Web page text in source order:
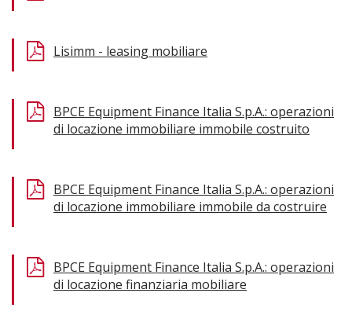
Lisimm - leasing mobiliare
BPCE Equipment Finance Italia S.p.A.: operazioni
di locazione immobiliare immobile costruito
BPCE Equipment Finance Italia S.p.A.: operazioni
di locazione immobiliare immobile da costruire
BPCE Equipment Finance Italia S.p.A.: operazioni
di locazione finanziaria mobiliare